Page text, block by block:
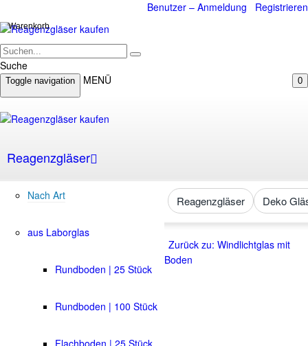
Benutzer – Anmeldung Registrieren
Suche
0
Warenkorb
Toggle navigation MENÜ
Reagenzgläser
Nach Art
aus Laborglas
Rundboden | 25 Stück
Rundboden | 100 Stück
Flachboden | 25 Stück
Reagenzgläser Deko
Zurück zu: Windlichtglas mit
Boden